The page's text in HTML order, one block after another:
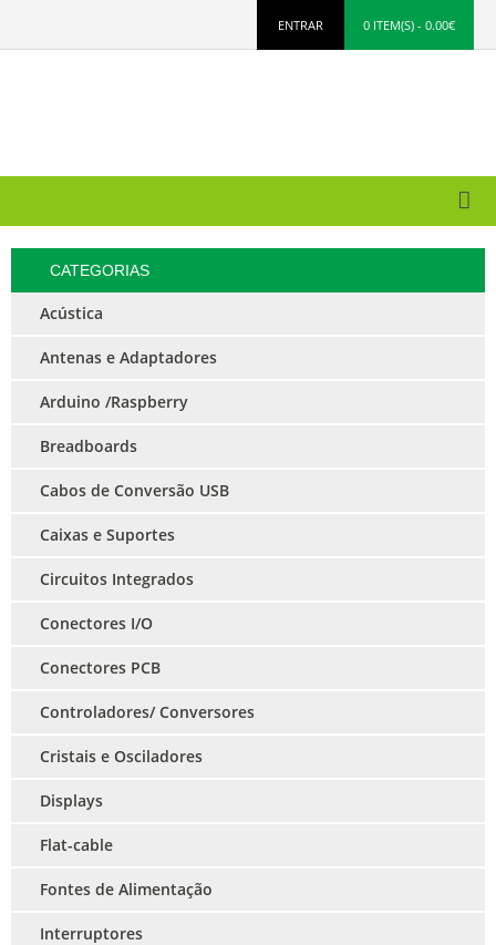
ENTRAR 0 ITEM(S) - 0.00€
CATEGORIAS
Acústica
Antenas e Adaptadores
Arduino /Raspberry
Breadboards
Cabos de Conversão USB
Caixas e Suportes
Circuitos Integrados
Conectores I/O
Conectores PCB
Controladores/ Conversores
Cristais e Osciladores
Displays
Flat-cable
Fontes de Alimentação
Interruptores